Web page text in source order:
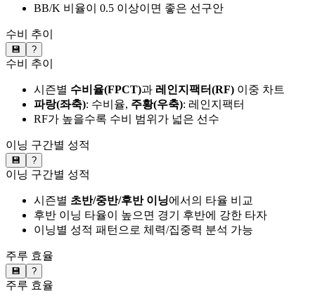
BB/K 비율이 0.5 이상이면 좋은 선구안
수비 추이
💾 ?
수비 추이
시즌별 수비율(FPCT)과 레인지팩터(RF) 이중 차트
파랑(좌축): 수비율, 주황(우축): 레인지팩터
RF가 높을수록 수비 범위가 넓은 선수
이닝 구간별 성적
💾 ?
이닝 구간별 성적
시즌별 초반/중반/후반 이닝에서의 타율 비교
후반 이닝 타율이 높으면 경기 후반에 강한 타자
이닝별 성적 패턴으로 체력/집중력 분석 가능
주루 효율
💾 ?
주루 효율